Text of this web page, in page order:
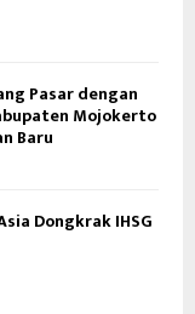
Pasar dengan
Mojokerto
Baru
Dongkrak IHSG